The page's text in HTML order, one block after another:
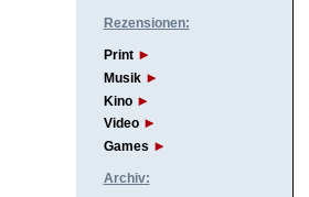
Rezensionen:
Print
Musik
Kino
Video
Games
Archiv: